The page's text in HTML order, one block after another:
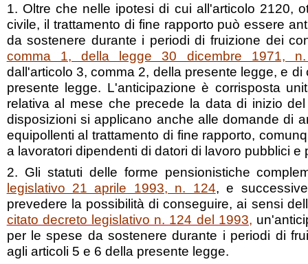
1. Oltre che nelle ipotesi di cui all'articolo 2120,
civile, il trattamento di fine rapporto può essere
da sostenere durante i periodi di fruizione dei
comma 1, della legge 30 dicembre 1971,
dall'articolo 3, comma 2, della presente legge, e
presente legge. L'anticipazione è corrisposta
relativa al mese che precede la data di inizio
disposizioni si applicano anche alle domande di
equipollenti al trattamento di fine rapporto,
a lavoratori dipendenti di datori di lavoro pubblici e
2. Gli statuti delle forme pensionistiche
legislativo 21 aprile 1993, n. 124, e
prevedere la possibilità di conseguire, ai sensi
citato decreto legislativo n. 124 del 1993,
per le spese da sostenere durante i periodi di
agli articoli 5 e 6 della presente legge.